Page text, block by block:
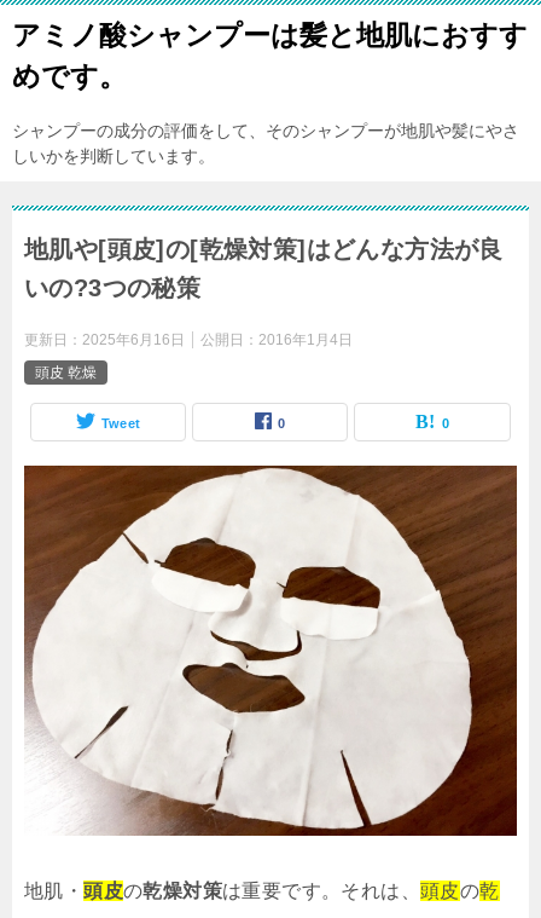
アミノ酸シャンプーは髪と地肌におすす
めです。
シャンプーの成分の評価をして、そのシャンプーが地肌や髪にやさ
しいかを判断しています。
地肌や[頭皮]の[乾燥対策]はどんな方法が良
いの?3つの秘策
更新日： 2025年6月16日 公開日： 2016年1月4日
頭皮 乾燥
Tweet 0 0
地肌・頭皮の乾燥対策は重要です。それは、頭皮の乾